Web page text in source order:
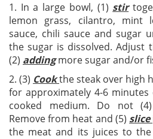
1. In a large bowl, (1) stir
lemon grass, cilantro, mint
sauce, chili sauce and sugar
the sugar is dissolved. Adjust
(2) addingmore sugar and/or
2. (3) Cookthe steak over high
for approximately 4-6
cooked medium. Do not (4)
Remove from heat and (5) slice
the meat and its juices to